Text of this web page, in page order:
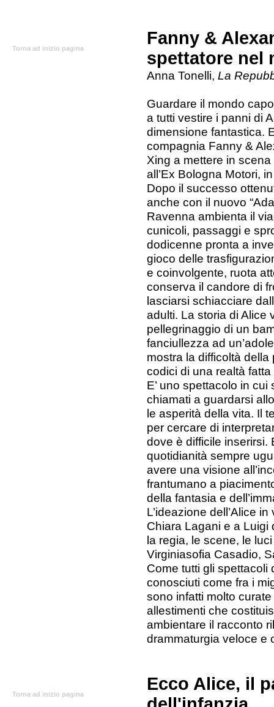
Torna ad inizio pagina
Fanny &
spettatore nel
Anna Tonelli, La
Guardare il mondo
a tutti vestire i panni di
dimensione fantastica.
compagnia Fanny &
Xing a mettere in scena
all’Ex Bologna Motori,
Dopo il successo
anche con il nuovo
Ravenna ambienta il
cunicoli, passaggi e
dodicenne pronta a
gioco delle
e coinvolgente, ruota
conserva il candore di
lasciarsi schiacciare
adulti. La storia di Alice
pellegrinaggio di un
fanciullezza ad
mostra la difficoltà
codici di una realtà
E’ uno spettacolo in
chiamati a guardarsi
le asperità della vita. Il
per cercare di
dove è difficile inserirsi.
quotidianità sempre
avere una visione
frantumano a
della fantasia e
L’ideazione dell’Alice
Chiara Lagani e a
la regia, le scene, le
Virginiasofia Casadio,
Come tutti gli spettacoli
conosciuti come fra i
sono infatti molto
allestimenti che
ambientare il racconto
drammaturgia veloce e
Torna ad inizio pagina
Ecco Alice, il